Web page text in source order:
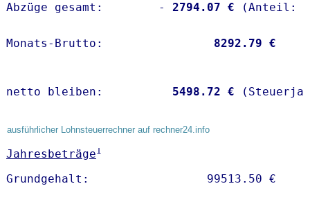
Abzüge gesamt:        -
2794.07 €
Monats-Brutto: 8292.79 €
netto bleiben: 5498.72 €
ausführlicher Lohnsteuerrechner auf rechner24.info
Jahresbeträge1